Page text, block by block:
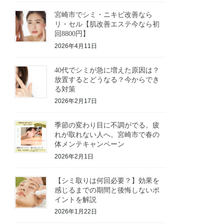
宮崎市でシミ・ニキビ改善なら
リ・セル【肌改善エステ今なら初
回8800円】
2026年4月11日
40代でシミが急に増えた原因は？
放置するとどうなる？今からでき
る対策
2026年2月17日
季節の変わり目に不調がでる。疲
れが取れない人へ。宮崎市で春の
体メンテキャンペーン
2026年2月1日
【シミ取りは何回必要？】効果を
感じるまでの期間と後悔しないポ
イントを解説
2026年1月22日